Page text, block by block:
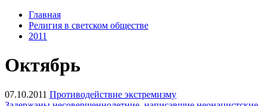
Главная
Религия в светском обществе
2011
Октябрь
07.10.2011 Противодействие экстремизму